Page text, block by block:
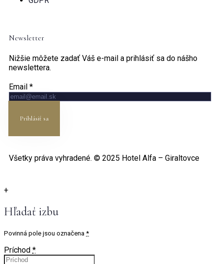
Newsletter
Nižšie môžete zadať Váš e-mail a prihlásiť sa do nášho
newslettera.
Email *
Prihlásiť sa
Všetky práva vyhradené. © 2025 Hotel Alfa – Giraltovce
+
Hľadať izbu
Povinná pole jsou označena *
Príchod *